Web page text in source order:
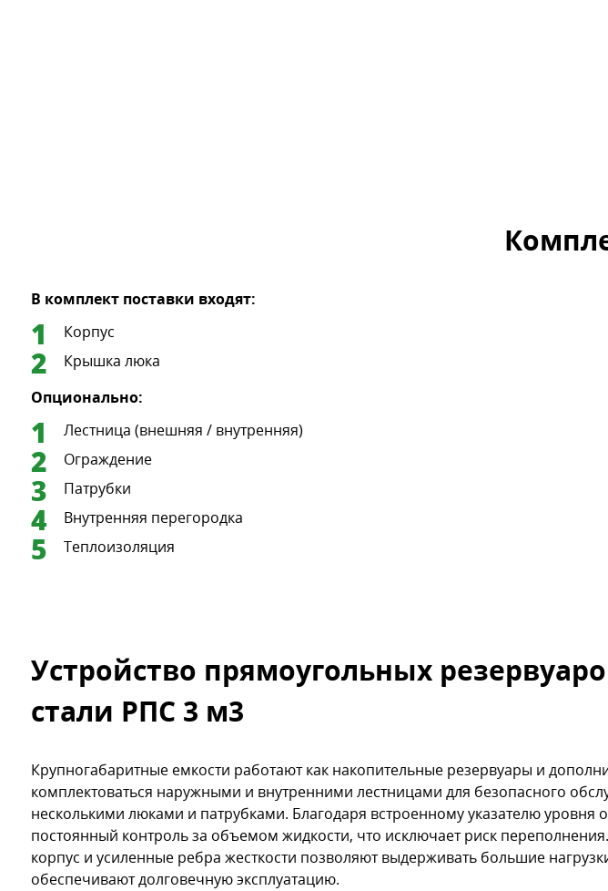
В комплект поставки входят:
Корпус
Крышка люка
Опционально:
Лестница (внешняя / внутренняя)
Ограждение
Патрубки
Внутренняя перегородка
Теплоизоляция
Устройство прямоугольных
стали РПС 3 м3
Крупногабаритные емкости работают как накопительные резервуары и
комплектоваться наружными и внутренними лестницами для безопасного
несколькими люками и патрубками. Благодаря встроенному указателю уровня
постоянный контроль за объемом жидкости, что исключает риск
корпус и усиленные ребра жесткости позволяют выдерживать большие
обеспечивают долговечную эксплуатацию.